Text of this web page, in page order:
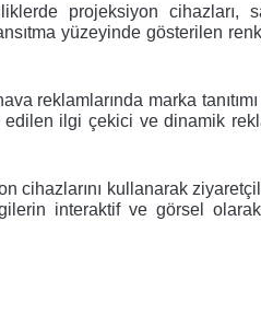
projeksiyon cihazları,
yüzeyinde gösterilen
reklamlarında marka
ilgi çekici ve dinamik
cihazlarını kullanarak
interaktif ve görsel